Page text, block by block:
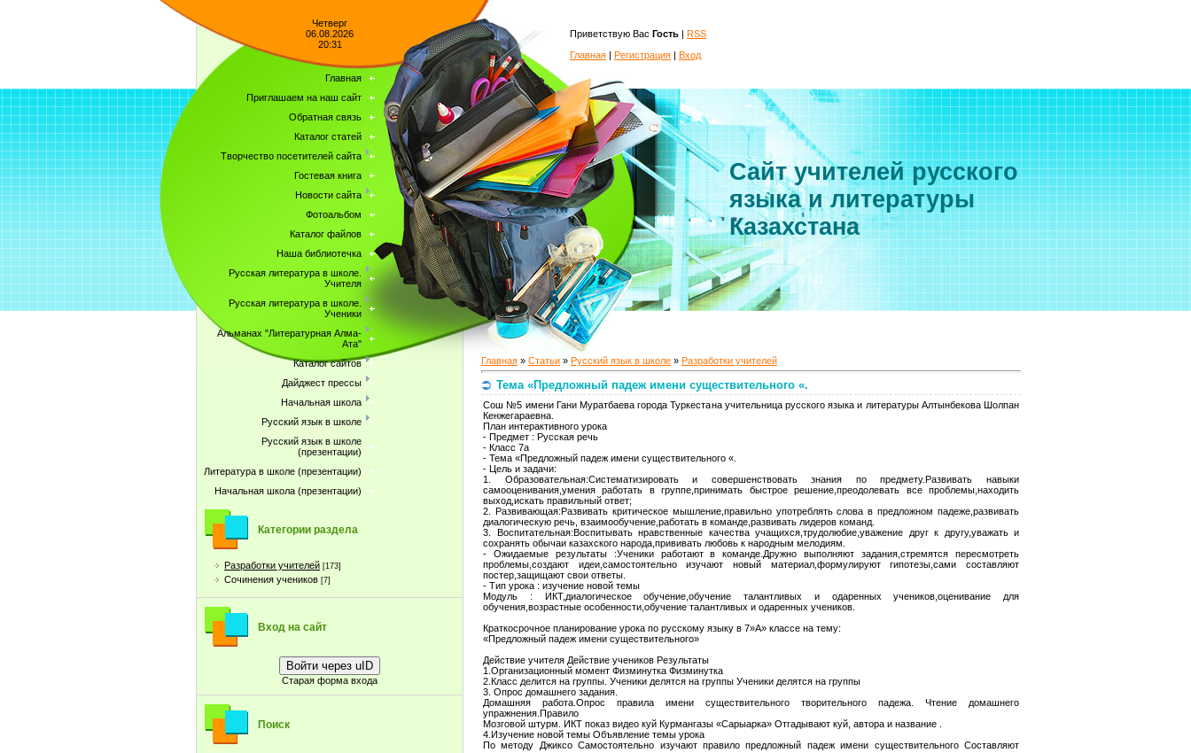
Четверг
06.08.2026
20:31
Главная
Приглашаем на наш сайт
Обратная связь
Каталог статей
Творчество посетителей сайта
Гостевая книга
Новости сайта
Фотоальбом
Каталог файлов
Наша библиотечка
Русская литература в школе.
Учителя
Русская литература в школе.
Ученики
Альманах "Литературная Алма-
Ата"
Каталог сайтов
Дайджест прессы
Начальная школа
Русский язык в школе
Русский язык в школе
(презентации)
Литература в школе (презентации)
Начальная школа (презентации)
Категории раздела
Разработки учителей [173]
Сочинения учеников [7]
Вход на сайт
Войти через uID
Старая форма входа
Поиск
Приветствую Вас Гость | RSS
Главная | Регистрация | Вход
Сайт учителей русского
языка и литературы
Казахстана
Главная » Статьи » Русский язык в школе » Разработки учителей
Тема «Предложный падеж имени существительного «.
Сош №5 имени Гани Муратбаева города Туркестана учительница русского языка и литературы Алтынбекова Шолпан
Кенжегараевна.
План интерактивного урока
- Предмет : Русская речь
- Класс 7а
- Тема «Предложный падеж имени существительного «.
- Цель и задачи:
1. Образовательная:Систематизировать и совершенствовать знания по предмету.Развивать навыки
самооценивания,умения работать в группе,принимать быстрое решение,преодолевать все проблемы,находить
выход,искать правильный ответ;
2. Развивающая:Развивать критическое мышление,правильно употреблять слова в предложном падеже,развивать
диалогическую речь, взаимообучение,работать в команде,развивать лидеров команд.
3. Воспитательная:Воспитывать нравственные качества учащихся,трудолюбие,уважение друг к другу,уважать и
сохранять обычаи казахского народа,прививать любовь к народным мелодиям.
- Ожидаемые результаты :Ученики работают в команде.Дружно выполняют задания,стремятся пересмотреть
проблемы,создают идеи,самостоятельно изучают новый материал,формулируют гипотезы,сами составляют
постер,защищают свои ответы.
- Тип урока : изучение новой темы
Модуль : ИКТ,диалогическое обучение,обучение талантливых и одаренных учеников,оценивание для
обучения,возрастные особенности,обучение талантливых и одаренных учеников.
Краткосрочное планирование урока по русскому языку в 7»А» классе на тему:
«Предложный падеж имени существительного»
Действие учителя Действие учеников Результаты
1.Организационный момент Физминутка Физминутка
2.Класс делится на группы. Ученики делятся на группы Ученики делятся на группы
3. Опрос домашнего задания.
Домашняя работа.Опрос правила имени существительного творительного падежа. Чтение домашнего
упражнения.Правило
Мозговой штурм. ИКТ показ видео куй Курмангазы «Сарыарка» Отгадывают куй, автора и название .
4.Изучение новой темы Объявление темы урока
По методу Джиксо Самостоятельно изучают правило предложный падеж имени существительного Составляют